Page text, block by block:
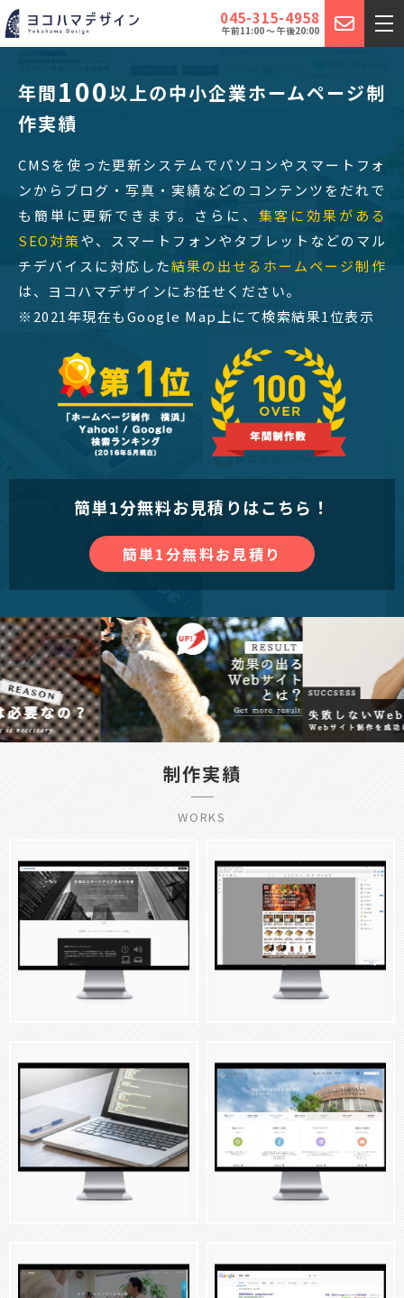
045-315-4958
午前11:00 ～ 午後20:00
年間100以上の中小企業ホームページ制
作実績
CMSを使った更新システムでパソコンやスマートフォ
ンからブログ・写真・実績などのコンテンツをだれで
も簡単に更新できます。さらに、 集客に効果がある
SEO対策や、スマートフォンやタブレットなどのマル
チデバイスに対応した結果の出せるホームページ制作
は、ヨコハマデザインにお任せください。
※2021年現在もGoogle Map上にて検索結果1位表示
簡単1分無料お見積りはこちら！
簡単1分無料お見積り
制作実績
WORKS
ウェブサイト制作とロゴ制作 横
浜萬国特許事務所様
コーポレートサイト
商品写真撮影 陳家私菜様
写真撮影
ウェブサイトコーディング
塾様
SEO
ウェブサイトリニューアル 新緑
脳神経外科様
コーポレートサイト